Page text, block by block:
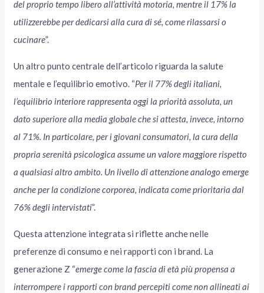
del proprio tempo libero all’attività motoria, mentre il 17% la
utilizzerebbe per dedicarsi alla cura di sé, come rilassarsi o
cucinare”.
Un altro punto centrale dell’articolo riguarda la salute
mentale e l’equilibrio emotivo. “Per il 77% degli italiani,
l’equilibrio interiore rappresenta oggi la priorità assoluta, un
dato superiore alla media globale che si attesta, invece, intorno
al 71%. In particolare, per i giovani consumatori, la cura della
propria serenità psicologica assume un valore maggiore rispetto
a qualsiasi altro ambito. Un livello di attenzione analogo emerge
anche per la condizione corporea, indicata come prioritaria dal
76% degli intervistati”.
Questa attenzione integrata si riflette anche nelle
preferenze di consumo e nei rapporti con i brand. La
generazione Z “emerge come la fascia di età più propensa a
interrompere i rapporti con brand percepiti come non allineati ai